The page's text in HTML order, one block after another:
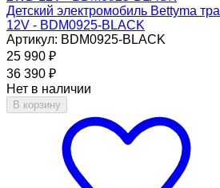
Детский электромобиль Bettyma
12V - BDM0925-BLACK
Артикул: BDM0925-BLACK
25 990 ₽
36 390 ₽
Нет в наличии
В корзину